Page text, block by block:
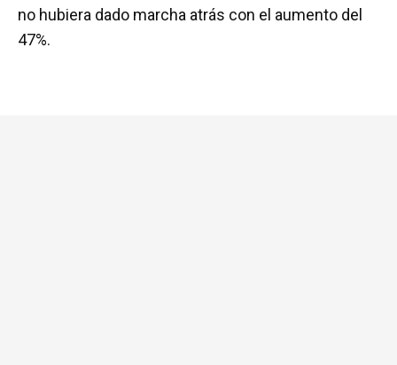
no hubiera dado marcha atrás con el aumento del
47%.